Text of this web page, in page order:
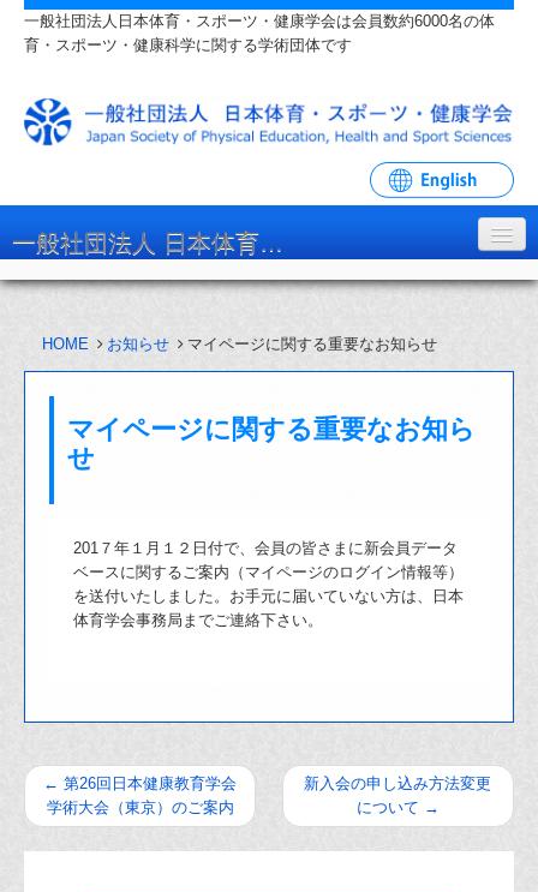
一般社団法人日本体育・スポーツ・健康学会は会員数約6000名の体
育・スポーツ・健康科学に関する学術団体です
一般社団法人 日本体育・スポーツ・健康学会
入会・各種手続
学会大会・研究会
リンク・関連団体
HOME お知らせ マイページに関する重要なお知らせ
マイページに関する重要なお知ら
せ
201７年１月１２日付で、会員の皆さまに新会員データ
ベースに関するご案内（マイページのログイン情報等）
を送付いたしました。お手元に届いていない方は、日本
体育学会事務局までご連絡下さい。
← 第26回日本健康教育学会
学術大会（東京）のご案内
新入会の申し込み方法変更
について →